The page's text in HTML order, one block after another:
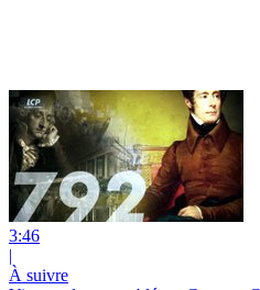
3:46
|
À suivre